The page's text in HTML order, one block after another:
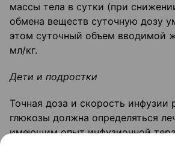
массы тела в сутки (при
обмена веществ суточную дозу
этом суточный объем вводимой
мл/кг.
Дети и подростки
Точная доза и скорость инфузии
глюкозы должна определяться
имеющим опыт инфузионной